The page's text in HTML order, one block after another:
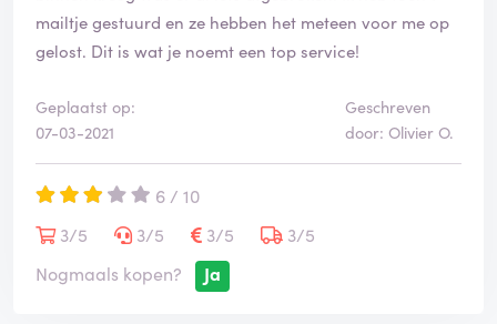
r
d
e
g
e
v
e
mailtje gestuurd en ze hebben het meteen voor me op
gelost. Dit is wat je noemt een top service!
Geplaatst op:
07-03-2021
Geschreven
door: Olivier O.
6 / 10
3/5
3/5 3/5
3/5
Nogmaals kopen?
Ja